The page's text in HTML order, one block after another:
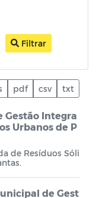
Anual
Filtrar
pdf csv txt
Gestão Integra
Urbanos de P
de Resíduos Sóli
de Gest